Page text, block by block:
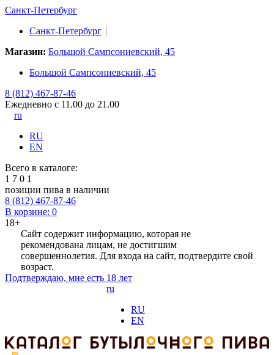
Санкт-Петербург
Санкт-Петербург
Магазин: Большой Сампсониевский, 45
Большой Сампсониевский, 45
8 (812) 467-87-46
Ежедневно с 11.00 до 21.00
ru
RU
EN
Всего в каталоге:
1 7 0 1
позиции пива в наличии
8 (812) 467-87-46
В корзине: 0
18+
Сайт содержит информацию, которая не
рекомендована лицам, не достигшим
совершеннолетия. Для входа на сайт, подтвердите свой
возраст.
Подтверждаю, мне есть 18 лет
ru
RU
EN